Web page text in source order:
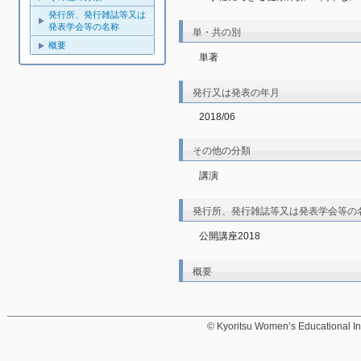
発行所、発行雑誌等又は
発表学会等の名称
概要
単・共の別
単著
発行又は発表の年月
2018/06
その他の分類
講演
発行所、発行雑誌等又は発表学会等の
公開講座2018
概要